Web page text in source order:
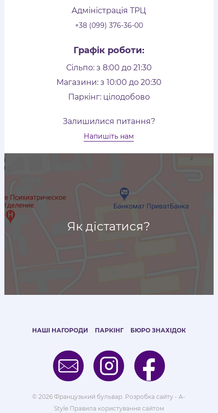
Адміністрація ТРЦ
+38 (099) 376-36-00
Графік роботи:
Сільпо: з 8:00 до 21:30
Магазини: з 10:00 до 20:30
Паркінг: цілодобово
Залишилися питання?
Напишіть нам
Як дістатися?
НАШІ НАГОРОДИ ПАРКІНГ БЮРО ЗНАХІДОК
© 2026 Французький бульвар. Розробка сайту - A-
Style Правила користування сайтом